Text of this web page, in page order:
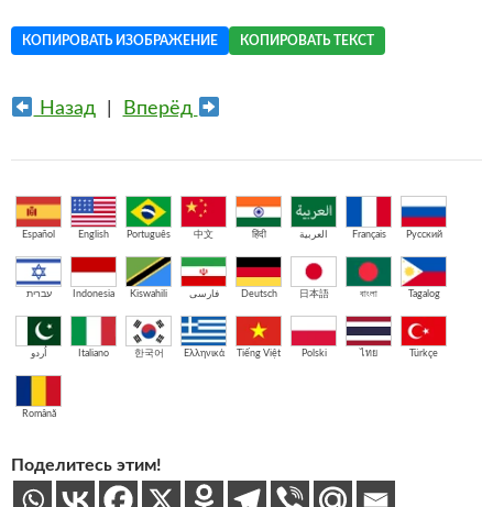
КОПИРОВАТЬ ИЗОБРАЖЕНИЕ КОПИРОВАТЬ ТЕКСТ
Назад| Вперёд
Español English Português 中文 हिंदी العربية Français Русский
עברית Indonesia Kiswahili فارسی Deutsch 日本語 বাংলা Tagalog
اُردو Italiano 한국어 Ελληνικά Tiếng Việt Polski ไทย Türkçe
Română
Поделитесь этим!